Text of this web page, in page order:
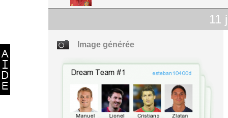
11
Image générée